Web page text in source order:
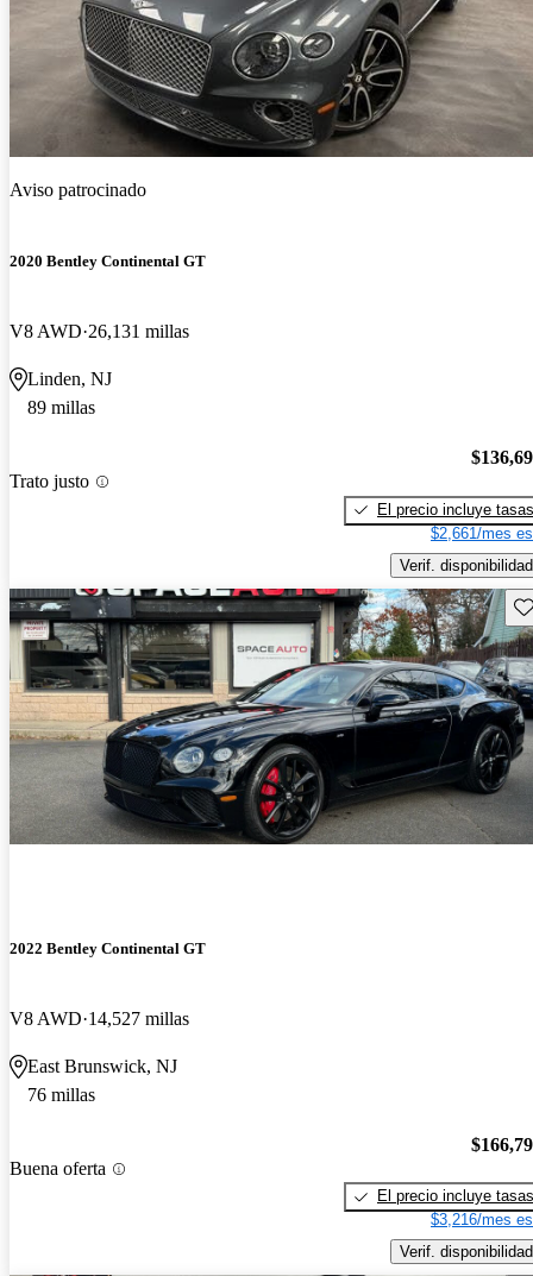
Aviso patrocinado
2020 Bentley Continental GT
V8 AWD 26,131 millas
Linden, NJ
89 millas
Trato justo
El precio incluye tasas
$2,661/mes
Verif. disponibilidad
2022 Bentley Continental GT
V8 AWD 14,527 millas
East Brunswick, NJ
76 millas
Buena oferta
El precio incluye tasas
$3,216/mes
Verif. disponibilidad